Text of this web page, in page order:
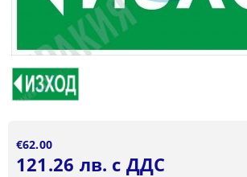
€62.00
121.26 лв. с ДДС